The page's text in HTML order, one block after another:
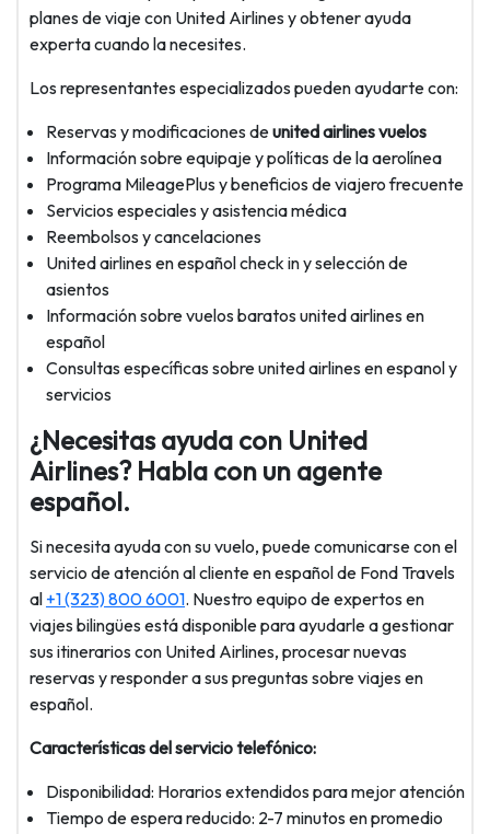
planes de viaje con United Airlines y obtener ayuda
experta cuando la necesites.
Los representantes especializados pueden ayudarte con:
Reservas y modificaciones deunited airlines vuelos
Información sobre equipaje y políticas de la aerolínea
Programa MileagePlus y beneficios de viajero frecuente
Servicios especiales y asistencia médica
Reembolsos y cancelaciones
United airlines en español check in y selección de
asientos
Información sobre vuelos baratos united airlines en
español
Consultas específicas sobre united airlines en espanol y
servicios
¿Necesitas ayuda con United
Airlines? Habla con un agente
español.
Si necesita ayuda con su vuelo, puede comunicarse con el
servicio de atención al cliente en español de Fond Travels
al +1 (323) 800 6001. Nuestro equipo de expertos en
viajes bilingües está disponible para ayudarle a gestionar
sus itinerarios con United Airlines, procesar nuevas
reservas y responder a sus preguntas sobre viajes en
español.
Características del servicio telefónico:
Disponibilidad: Horarios extendidos para mejor atención
Tiempo de espera reducido: 2-7 minutos en promedio